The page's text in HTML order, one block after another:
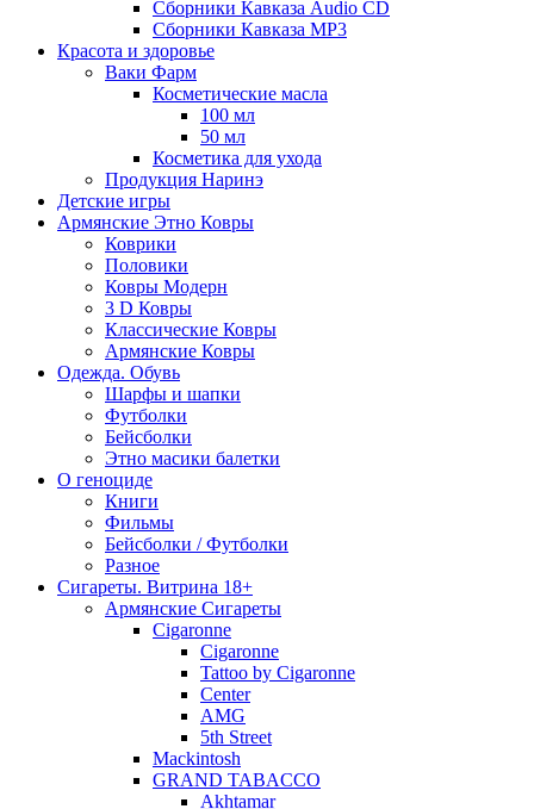
Сборники Кавказа Audio CD
Сборники Кавказа MP3
Красота и здоровье
Ваки Фарм
Косметические масла
100 мл
50 мл
Косметика для ухода
Продукция Наринэ
Детские игры
Армянские Этно Ковры
Коврики
Половики
Ковры Модерн
3 D Ковры
Классические Ковры
Армянские Ковры
Одежда. Обувь
Шарфы и шапки
Футболки
Бейсболки
Этно масики балетки
О геноциде
Книги
Фильмы
Бейсболки / Футболки
Разное
Сигареты. Витрина 18+
Армянские Сигареты
Cigaronne
Cigaronne
Tattoo by Cigaronne
Center
AMG
5th Street
Mackintosh
GRAND TABACCO
Akhtamar